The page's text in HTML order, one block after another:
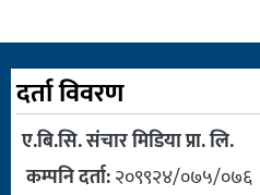
दर्ता विवरण
ए.बि.सि. संचार मिडिया प्रा. लि.
कम्पनि दर्ता:२०९९२४/०७५/०७६